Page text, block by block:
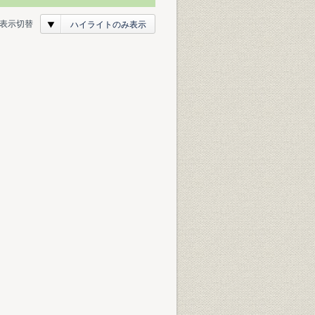
表示切替 ハイライトのみ表示